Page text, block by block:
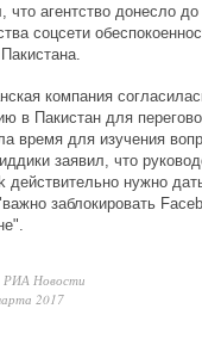
что агентство донесло до
соцсети
компания
в Пакистан для
время для изучения
заявил, что
действительно нужно
заблокировать
РИА Новости
2017